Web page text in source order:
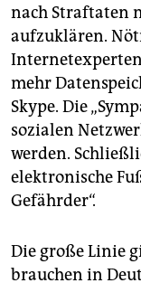
nach Straftaten
aufzuklären.
mehr
Skype. Die
sozialen
werden.
elektronische
Gefährder“.
Die große Linie
brauchen in